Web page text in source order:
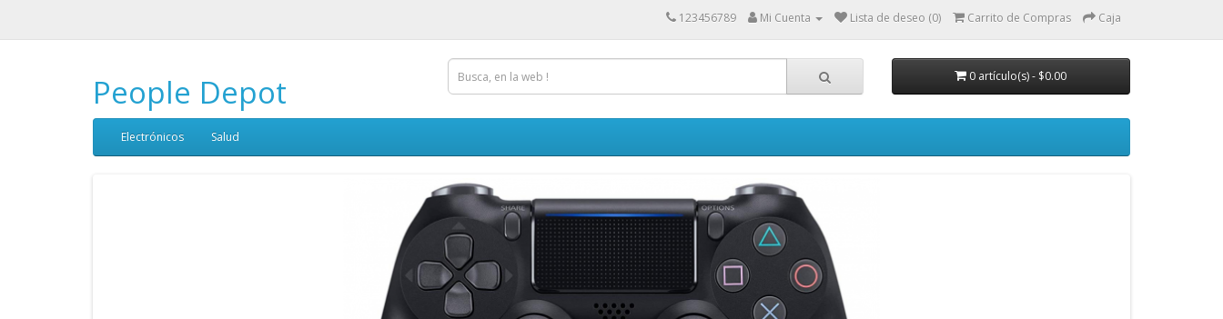
123456789 Mi Cuenta Lista de deseo (0) Carrito de Compras Caja
People Depot 0 artículo(s) - $0.00
Electrónicos Salud